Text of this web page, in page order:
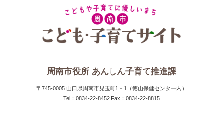
周南市役所 あんしん子育て推進課
〒745-0005 山口県周南市児玉町1－1（徳山保健センター内）
Tel：0834-22-8452 Fax：0834-22-8815